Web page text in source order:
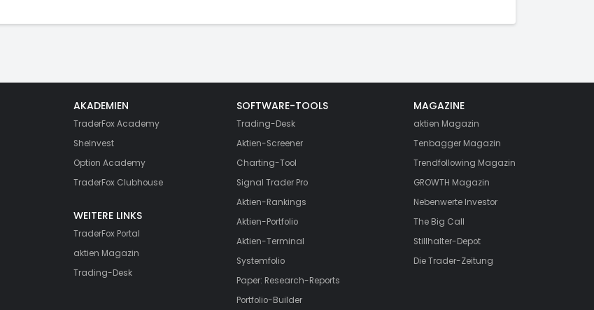
AKADEMIEN
TraderFox Academy
SheInvest
Option Academy
TraderFox Clubhouse
WEITERE LINKS
TraderFox Portal
aktien Magazin
Trading-Desk
SOFTWARE-TOOLS
Trading-Desk
Aktien-Screener
Charting-Tool
Signal Trader Pro
Aktien-Rankings
Aktien-Portfolio
Aktien-Terminal
Systemfolio
Paper: Research-Reports
Portfolio-Builder
MAGAZINE
aktien Magazin
Tenbagger Magazin
Trendfollowing Magazin
GROWTH Magazin
Nebenwerte Investor
The Big Call
Stillhalter-Depot
Die Trader-Zeitung